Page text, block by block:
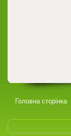
Головна сторінка